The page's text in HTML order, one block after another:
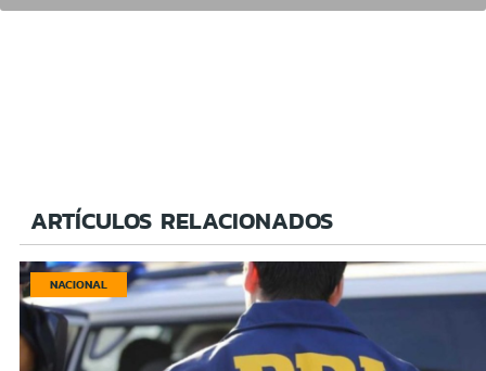
ARTÍCULOS RELACIONADOS
NACIONAL